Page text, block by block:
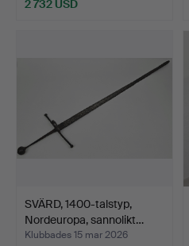
2 732 USD
SVÄRD, 1400-talstyp,
Nordeuropa, sannolikt…
Klubbades 15 mar 2026